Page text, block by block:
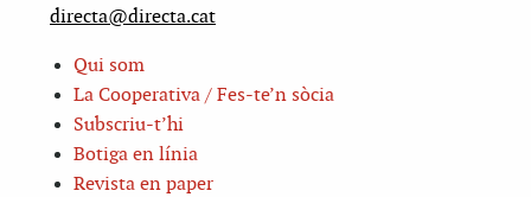
directa@directa.cat
Qui som
La Cooperativa / Fes-te’n sòcia
Subscriu-t’hi
Botiga en línia
Revista en paper